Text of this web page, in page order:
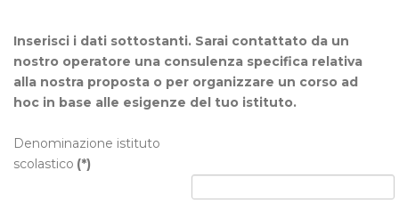
Inserisci i dati sottostanti. Sarai contattato da un
nostro operatore una consulenza specifica relativa
alla nostra proposta o per organizzare un corso ad
hoc in base alle esigenze del tuo istituto.
Denominazione istituto
scolastico (*)